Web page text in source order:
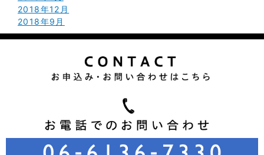
2018年12月
2018年9月